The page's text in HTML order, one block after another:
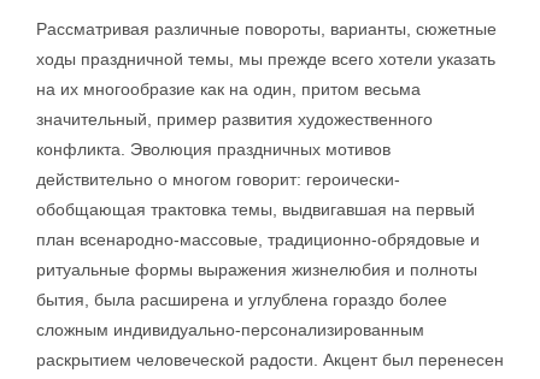
Рассматривая различные повороты, варианты, сюжетные
ходы праздничной темы, мы прежде всего хотели указать
на их многообразие как на один, притом весьма
значительный, пример развития художественного
конфликта. Эволюция праздничных мотивов
действительно о многом говорит: героически-
обобщающая трактовка темы, выдвигавшая на первый
план всенародно-массовые, традиционно-обрядовые и
ритуальные формы выражения жизнелюбия и полноты
бытия, была расширена и углублена гораздо более
сложным индивидуально-персонализированным
раскрытием человеческой радости. Акцент был перенесен